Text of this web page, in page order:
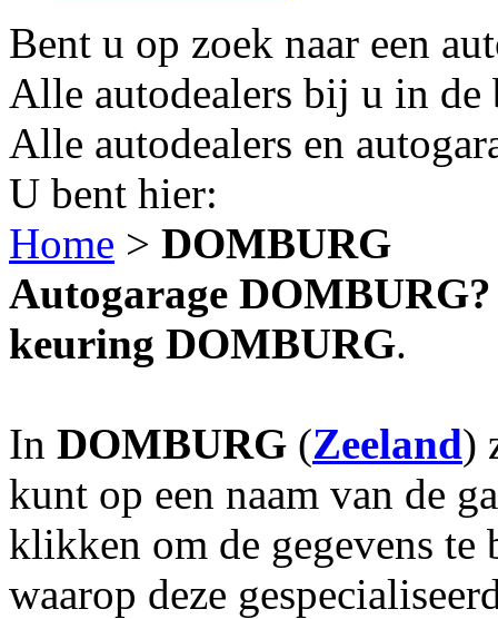
Bent u op zoek naar een
Alle autodealers bij u in
Alle autodealers en
U bent hier:
Home > DOMBURG
Autogarage
keuring DOMBURG.
In DOMBURG (Zeeland)
kunt op een naam van de
klikken om de gegevens te
waarop deze